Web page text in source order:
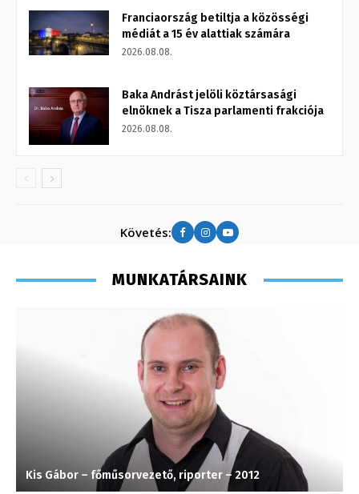
Franciaország betiltja a közösségi
médiát a 15 év alattiak számára
2026.08.08.
Baka Andrást jelöli köztársasági
elnöknek a Tisza parlamenti frakciója
2026.08.08.
Követés:
MUNKATÁRSAINK
Kis Gábor – főműsorvezető, riporter – 2012